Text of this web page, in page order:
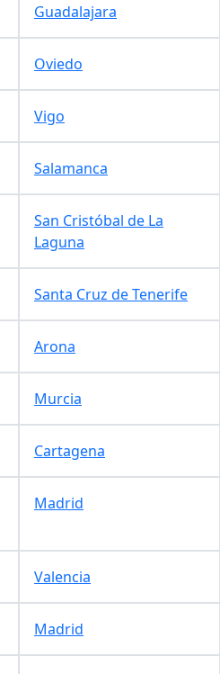
Guadalajara
Oviedo
Vigo
Salamanca
San Cristóbal de La
Laguna
Santa Cruz de Tenerife
Arona
Murcia
Cartagena
Madrid
Valencia
Madrid